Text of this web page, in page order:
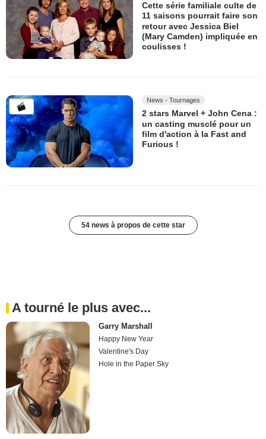
Cette série familiale culte de
11 saisons pourrait faire son
retour avec Jessica Biel
(Mary Camden) impliquée en
coulisses !
News - Tournages
2 stars Marvel + John Cena :
un casting musclé pour un
film d'action à la Fast and
Furious !
54 news à propos de cette star
A tourné le plus avec...
Garry Marshall
Happy New Year
Valentine's Day
Hole in the Paper Sky